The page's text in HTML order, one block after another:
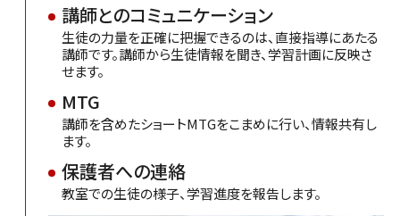
講師とのコミュニケーション
生徒の力量を正確に把握できるのは、直接指導にあたる
講師です。講師から生徒情報を聞き、学習計画に反映さ
せます。
MTG
講師を含めたショートMTGをこまめに行い、情報共有し
ます。
保護者への連絡
教室での生徒の様子、学習進度を報告します。